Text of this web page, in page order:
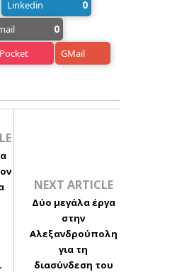
Linkedin 0
0
GMail
NEXT ARTICLE
Δύο μεγάλα έργα
στην
Αλεξανδρούπολη
για τη
διασύνδεση του